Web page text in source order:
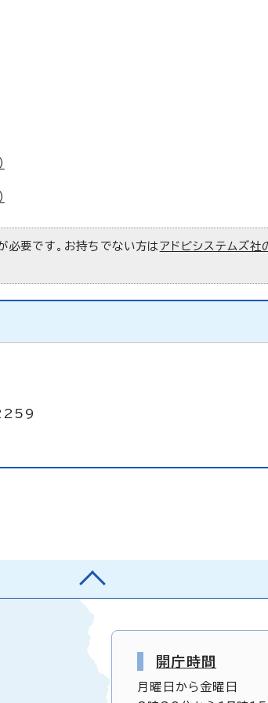
必要です。お持ちでない方は アドビシステムズ社
開庁時間
月曜日から金曜日